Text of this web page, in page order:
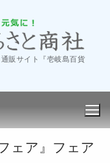
販サイト『壱岐島百貨
ェア』フェア